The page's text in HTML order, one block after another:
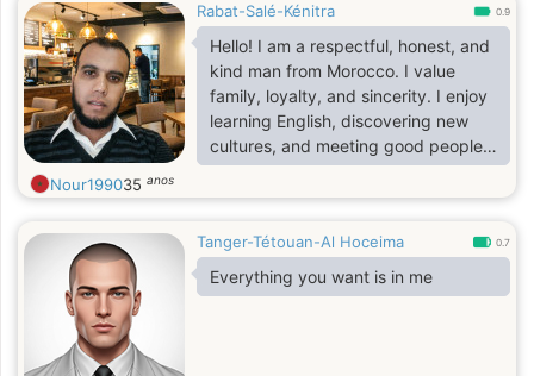
Rabat-Salé-Kénitra 0.9
Hello! I am a respectful, honest, and
kind man from Morocco. I value
family, loyalty, and sincerity. I enjoy
learning English, discovering new
cultures, and meeting good people. I
am looking for a serious relationship
that can lead to marriage with the
Nour199035 anos
Tanger-Tétouan-Al Hoceima 0.7
Everything you want is in me